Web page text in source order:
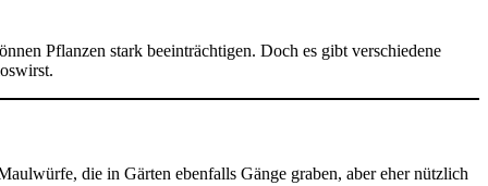
Pflanzen stark beeinträchtigen. Doch es gibt verschiedene
die in Gärten ebenfalls Gänge graben, aber eher nützlich